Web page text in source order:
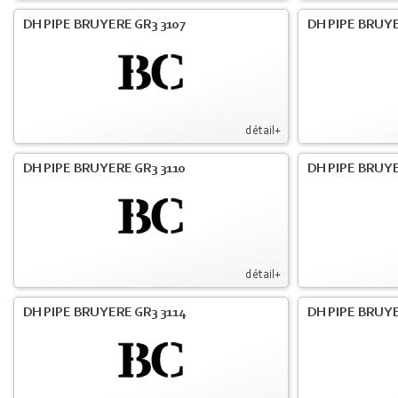
détail+
DH PIPE BRUYERE GR3 3107 DH PIPE
détail+
DH PIPE BRUYERE GR3 3110 DH PIPE
DH PIPE BRUYERE GR3 3114 DH PIPE